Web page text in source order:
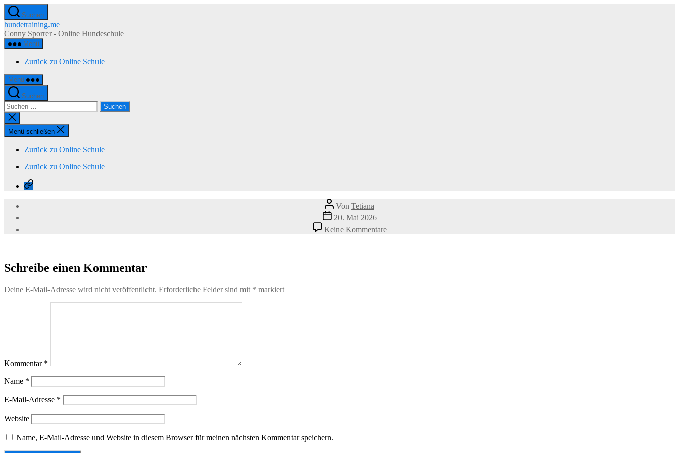
Zum
Inhalt
springen
Suchen
hundetraining.me
Conny Sporrer - Online Hundeschule
Menü
Zurück zu Online Schule
Menü
Suchen
Suchen
nach:
Suche
schließen
Menü schließen
Zurück zu Online Schule
Zurück zu Online Schule
Zurück
zu
Beitragsautor
Von Tetiana
Veröffentlichungsdatum
20. Mai 2026
Keine Kommentarezu
Schreibe einen Kommentar
Deine E-Mail-Adresse wird nicht veröffentlicht. Erforderliche Felder sind mit * markiert
Kommentar *
Name *
E-Mail-Adresse *
Website
Name, E-Mail-Adresse und Website in diesem Browser für meinen nächsten Kommentar speichern.